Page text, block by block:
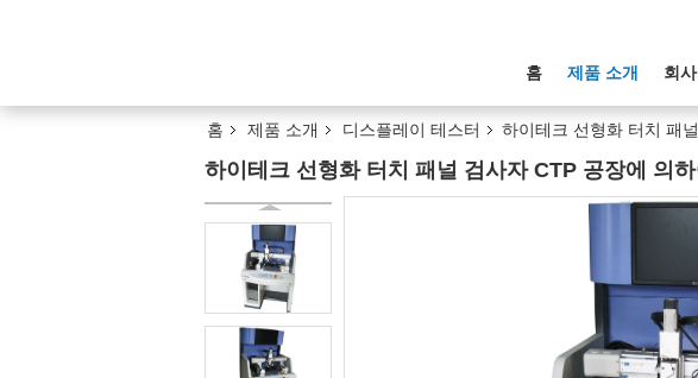
홈 제품 소개 회
홈 제품 소개 디스플레이 테스터 하이테크 선형화 터치 패
하이테크 선형화 터치 패널 검사자 CTP 공장에 의